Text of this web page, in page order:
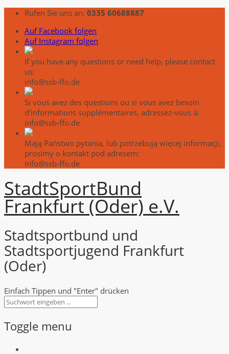
Rufen Sie uns an: 0335 60688887
Auf Facebook folgen
Auf Instagram folgen
If you have any questions or need help, please contact
us:
info@ssb-ffo.de
Si vous avez des questions ou si vous avez besoin
d'informations supplémentaires, adressez-vous à:
info@ssb-ffo.de
Mają Państwo pytania, lub potrzebują więcej informacji,
prosimy o kontakt pod adresem:
info@ssb-ffo.de
StadtSportBund
Frankfurt (Oder) e.V.
Stadtsportbund und
Stadtsportjugend Frankfurt
(Oder)
Einfach Tippen und "Enter" drücken
Toggle menu
Skip